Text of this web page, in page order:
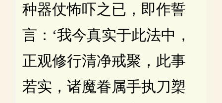
种器仗怖吓之已，即作誓
言：‘我今真实于此法中，
正观修行清净戒聚，此事
若实，诸魔眷属手执刀槊